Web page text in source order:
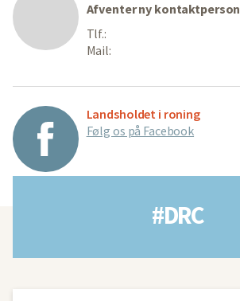
Afventer ny kontaktperson
Tlf.:
Mail:
Landsholdet i roning
Følg os på Facebook
#DRC